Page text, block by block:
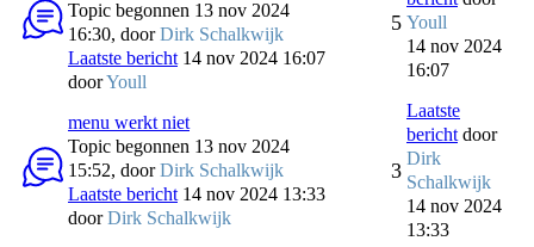
Topic begonnen 13 nov 2024
16:30, doorDirk Schalkwijk
Laatste bericht 14 nov 2024 16:07
doorYoull
5 Youll
14 nov 2024
16:07
menu werkt niet
Topic begonnen 13 nov 2024
15:52, doorDirk Schalkwijk
Laatste bericht 14 nov 2024 13:33
doorDirk Schalkwijk
3
Laatste
bericht door
Dirk
Schalkwijk
14 nov 2024
13:33